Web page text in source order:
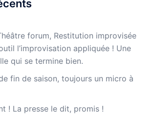
forum, Restitution improvisée
l’improvisation appliquée ! Une
qui se termine bien.
fin de saison, toujours un micro à
! La presse le dit, promis !